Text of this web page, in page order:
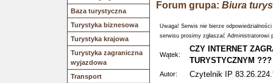
Baza turystyczna
Turystyka biznesowa
Turystyka krajowa
Turystyka zagraniczna
wyjazdowa
Transport
Forum grupa: Biura
Uwaga! Serwis nie bierze
serwisu prosimy zgłaszać Administratorowi
Wątek:
CZY INTERNET
TURYSTYCZNYM ???
Autor: Czytelnik IP